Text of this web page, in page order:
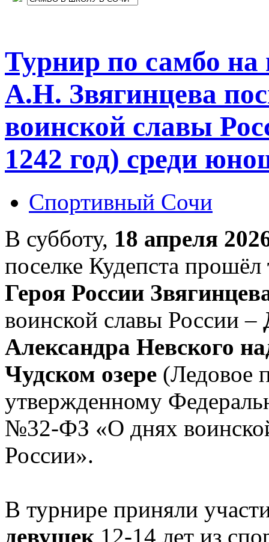
Турнир по самбо на
А.Н. Звягинцева
воинской славы
1242 год) среди
Спортивный Сочи
В субботу, 18 апреля
поселке Кудепста прошёл
Героя России
воинской славы России –
Александра Невского
Чудском озере (Ледовое
утвержденному
№32-ФЗ «О днях
России».
В турнире приняли
девушек12-14 лет из